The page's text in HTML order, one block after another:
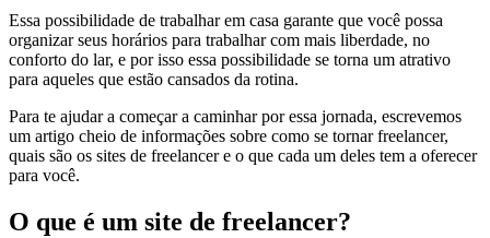
Essa possibilidade de trabalhar em casa garante que você possa
organizar seus horários para trabalhar com mais liberdade, no
conforto do lar, e por isso essa possibilidade se torna um atrativo
para aqueles que estão cansados da rotina.
Para te ajudar a começar a caminhar por essa jornada, escrevemos
um artigo cheio de informações sobre como se tornar freelancer,
quais são os sites de freelancer e o que cada um deles tem a oferecer
para você.
O que é um site de freelancer?